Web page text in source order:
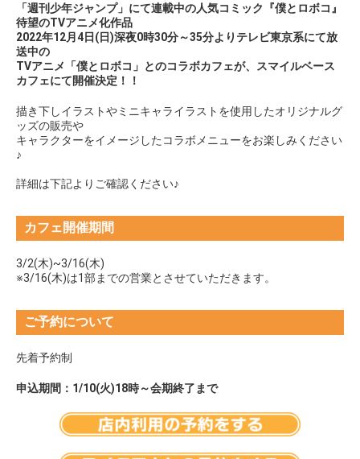
「週刊少年ジャンプ」にて連載中の人気コミック『僕とロボコ』
待望のTVアニメ化作品
2022年12月4日(日)深夜0時30分～35分よりテレビ東京系にて放
送中の
TVアニメ「僕とロボコ」とのコラボカフェが、スマイルベース
カフェにて開催決定！！
描き下しイラストやミニキャライラストを使用したオリジナルグ
ッズの販売や
キャラクターをイメージしたコラボメニューをお楽しみください
♪
詳細は下記よりご確認ください♪
カフェ開催期間
3/2(木)~3/16(木)
※3/16(木)は1部までの営業とさせていただきます。
ご予約について
先着予約制
申込期間：1/10(火)18時～会期終了まで